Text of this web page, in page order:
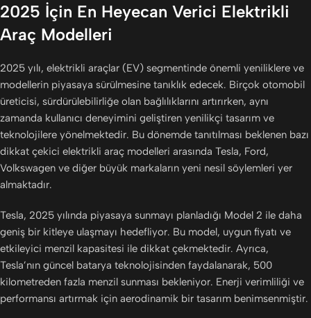
2025 İçin En Heyecan Verici Elektrikli
Araç Modelleri
2025 yılı, elektrikli araçlar (EV) segmentinde önemli yeniliklere ve
modellerin piyasaya sürülmesine tanıklık edecek. Birçok otomobil
üreticisi, sürdürülebilirliğe olan bağlılıklarını artırırken, aynı
zamanda kullanıcı deneyimini geliştiren yenilikçi tasarım ve
teknolojilere yönelmektedir. Bu dönemde tanıtılması beklenen bazı
dikkat çekici elektrikli araç modelleri arasında Tesla, Ford,
Volkswagen ve diğer büyük markaların yeni nesil söylemleri yer
almaktadır.
Tesla, 2025 yılında piyasaya sunmayı planladığı Model 2 ile daha
geniş bir kitleye ulaşmayı hedefliyor. Bu model, uygun fiyatı ve
etkileyici menzil kapasitesi ile dikkat çekmektedir. Ayrıca,
Tesla’nın güncel batarya teknolojisinden faydalanarak, 500
kilometreden fazla menzil sunması bekleniyor. Enerji verimliliği ve
performansı artırmak için aerodinamik bir tasarım benimsenmiştir.